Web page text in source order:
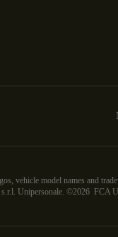
vehicle model names and
Unipersonale. ©2026FCA